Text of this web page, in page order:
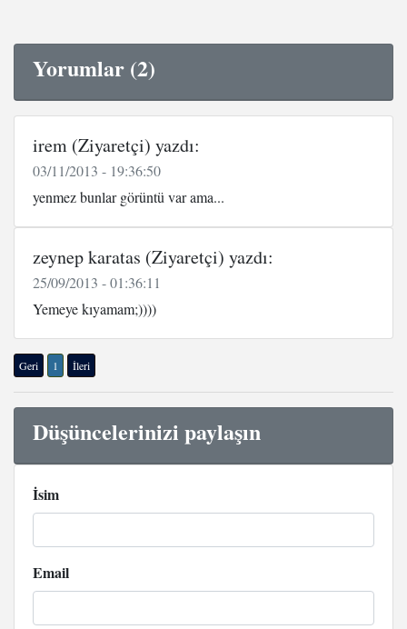
Yorumlar (2)
irem (Ziyaretçi) yazdı:
03/11/2013 - 19:36:50
yenmez bunlar görüntü var ama...
zeynep karatas (Ziyaretçi) yazdı:
25/09/2013 - 01:36:11
Yemeye kıyamam;))))
Geri 1 İleri
Düşüncelerinizi paylaşın
İsim
Email